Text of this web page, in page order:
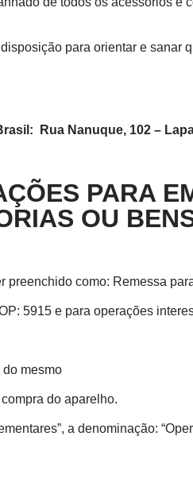
para orientar e sanar
Rua Nanuque, 102 –
PARA
OU
preenchido como: Remessa
5915 e para operações
do mesmo
do aparelho.
a denominação: